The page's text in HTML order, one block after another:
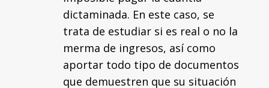
dictaminada. En este caso, se
trata de estudiar si es real o no la
merma de ingresos, así como
aportar todo tipo de documentos
que demuestren que su situación